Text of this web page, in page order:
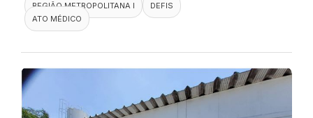
REGIÃO METROPOLITANA I
DEFIS
ATO MÉDICO